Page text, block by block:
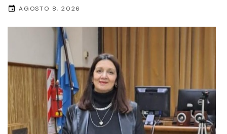
AGOSTO 8, 2026